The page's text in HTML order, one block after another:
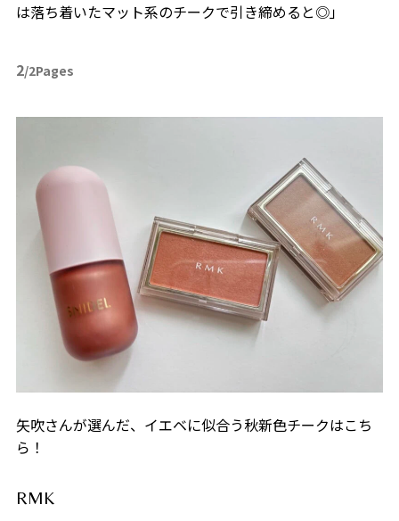
は落ち着いたマット系のチークで引き締めると◎」
2/2Pages
矢吹さんが選んだ、イエベに似合う秋新色チークはこち
ら！
RMK